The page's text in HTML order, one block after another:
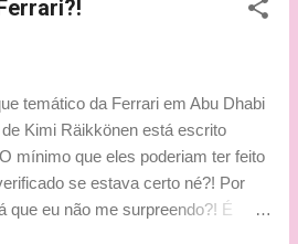
we know that with this points
don’t really mean that much: it only
situation to turn itself round. All the
Knowing that achieving our objectives
but in no way does it change our
temático da Ferrari em Abu Dhabi
Kimi Räikkönen está escrito
mínimo que eles poderiam ter feito
se estava certo né?! Por
que eu não me surpreendo?! É